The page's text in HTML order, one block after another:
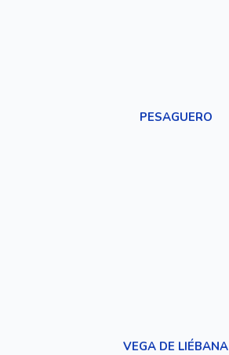
PESAGUERO
VEGA DE LIÉBANA